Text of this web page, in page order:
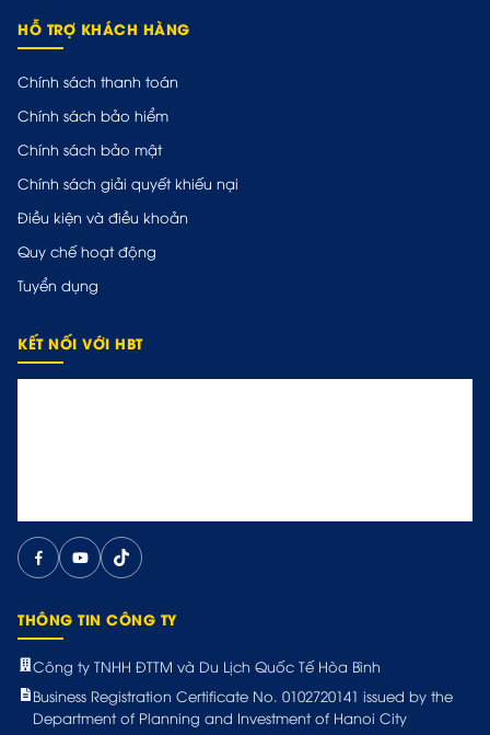
HỖ TRỢ KHÁCH HÀNG
Chính sách thanh toán
Chính sách bảo hiểm
Chính sách bảo mật
Chính sách giải quyết khiếu nại
Điều kiện và điều khoản
Quy chế hoạt động
Tuyển dụng
KẾT NỐI VỚI HBT
THÔNG TIN CÔNG TY
Công ty TNHH ĐTTM và Du Lịch Quốc Tế Hòa Bình
Business Registration Certificate No. 0102720141 issued by the
Department of Planning and Investment of Hanoi City